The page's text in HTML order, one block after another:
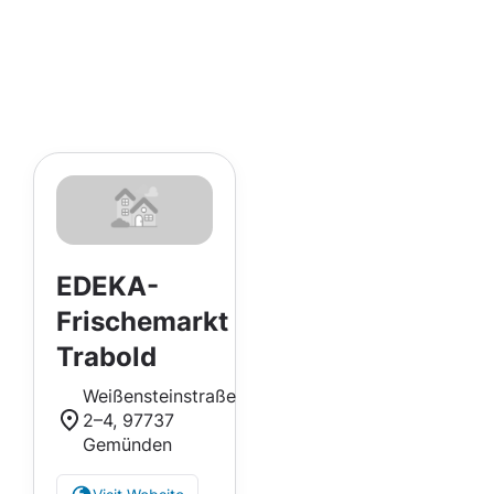
EDEKA-
Frischemarkt
Trabold
Weißensteinstraße
2–4, 97737
Gemünden